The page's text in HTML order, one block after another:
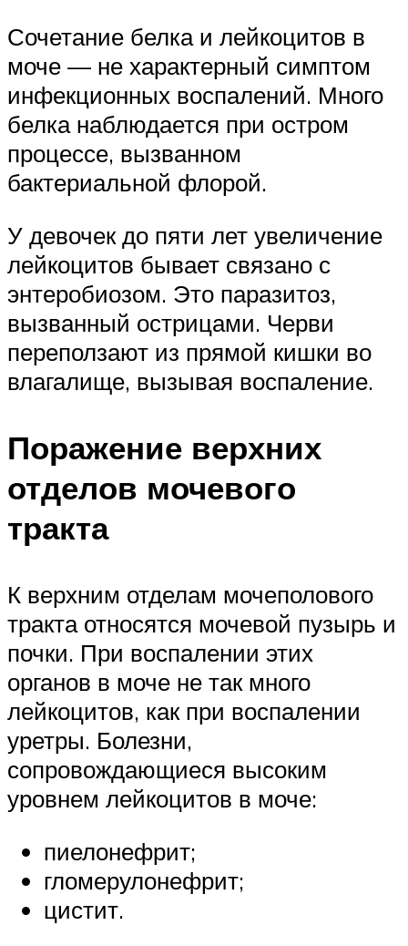
Сочетание белка и лейкоцитов в
моче — не характерный симптом
инфекционных воспалений. Много
белка наблюдается при остром
процессе, вызванном
бактериальной флорой.
У девочек до пяти лет увеличение
лейкоцитов бывает связано с
энтеробиозом. Это паразитоз,
вызванный острицами. Черви
переползают из прямой кишки во
влагалище, вызывая воспаление.
Поражение верхних
отделов мочевого
тракта
К верхним отделам мочеполового
тракта относятся мочевой пузырь и
почки. При воспалении этих
органов в моче не так много
лейкоцитов, как при воспалении
уретры. Болезни,
сопровождающиеся высоким
уровнем лейкоцитов в моче:
пиелонефрит;
гломерулонефрит;
цистит.